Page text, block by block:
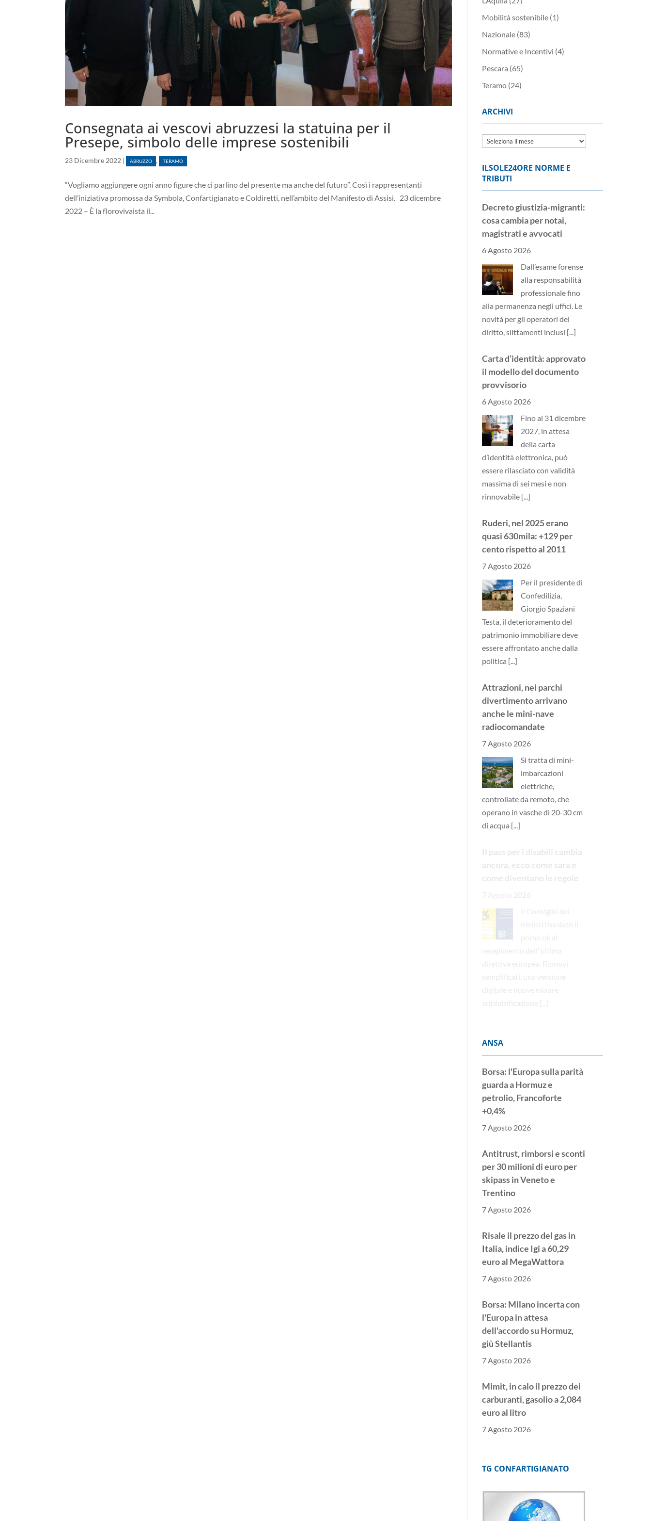
Consegnata ai vescovi abruzzesi la statuina per il
Presepe, simbolo delle imprese sostenibili
23 Dicembre 2022 | ABRUZZO , TERAMO
“Vogliamo aggiungere ogni anno figure che ci parlino del presente ma anche del futuro”. Così i rappresentanti
dell’iniziativa promossa da Symbola, Confartigianato e Coldiretti, nell’ambito del Manifesto di Assisi. 23 dicembre
2022 – È la florovivaista il...
Mobilità sostenibile(1)
Nazionale(83)
Normative e Incentivi (4)
Pescara (65)
Teramo(24)
ARCHIVI
Archivi
ILSOLE24ORE NORME E
TRIBUTI
Decreto giustizia-migranti:
cosa cambia per notai,
magistrati e avvocati
6 Agosto 2026
Dall’esame forense
alla responsabilità
professionale fino
alla permanenza negli uffici. Le
novità per gli operatori del
diritto, slittamenti inclusi [...]
Carta d’identità: approvato
il modello del documento
provvisorio
6 Agosto 2026
Fino al 31 dicembre
2027, in attesa
della carta
d’identità elettronica, può
essere rilasciato con validità
massima di sei mesi e non
rinnovabile [...]
Ruderi, nel 2025 erano
quasi 630mila: +129 per
cento rispetto al 2011
7 Agosto 2026
Per il presidente di
Confedilizia,
Giorgio Spaziani
Testa, il deterioramento del
patrimonio immobiliare deve
essere affrontato anche dalla
politica [...]
Attrazioni, nei parchi
divertimento arrivano
anche le mini-nave
radiocomandate
7 Agosto 2026
Si tratta di mini-
imbarcazioni
elettriche,
controllate da remoto, che
operano in vasche di 20-30 cm
di acqua [...]
ANSA
Borsa: l'Europa sulla parità
guarda a Hormuz e
petrolio, Francoforte
+0,4%
7 Agosto 2026
Antitrust, rimborsi e sconti
per 30 milioni di euro per
skipass in Veneto e
Trentino
7 Agosto 2026
Risale il prezzo del gas in
Italia, indice Igi a 60,29
euro al MegaWattora
7 Agosto 2026
Borsa: Milano incerta con
l'Europa in attesa
dell'accordo su Hormuz,
giù Stellantis
7 Agosto 2026
Mimit, in calo il prezzo dei
carburanti, gasolio a 2,084
euro al litro
7 Agosto 2026
incerta, Londra piatta
Borsa: Milano apre in
TG CONFARTIGIANATO